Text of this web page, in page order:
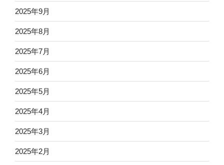
2025年9月
2025年8月
2025年7月
2025年6月
2025年5月
2025年4月
2025年3月
2025年2月